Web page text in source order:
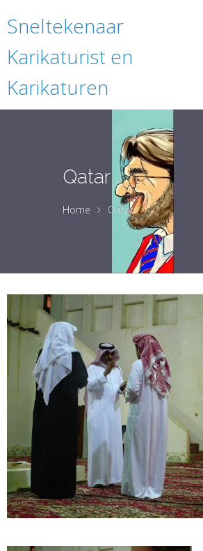
Sneltekenaar
Karikaturist en
Karikaturen
Qatar
Home Qatar